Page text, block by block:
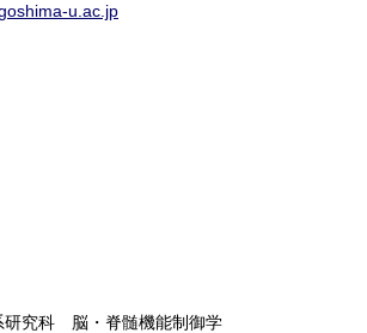
u.ac.jp
研究科 脳・脊髄機能制御学